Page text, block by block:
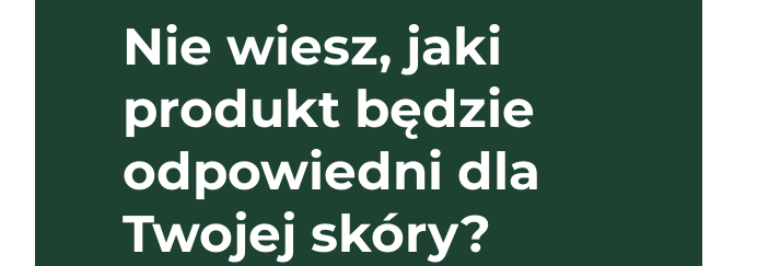
Nie wiesz, jaki
produkt będzie
odpowiedni dla
Twojej skóry?